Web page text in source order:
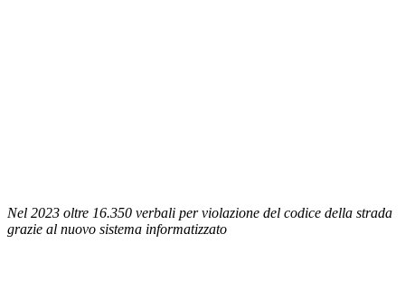
Nel 2023 oltre 16.350 verbali per violazione del codice della strada
grazie al nuovo sistema informatizzato